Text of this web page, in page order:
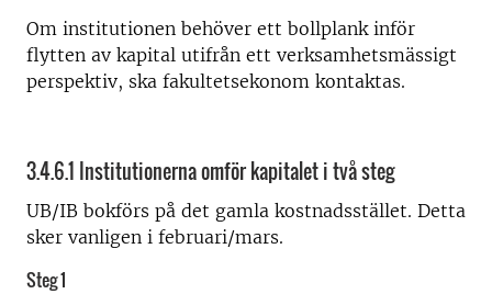
Om institutionen behöver ett bollplank inför
flytten av kapital utifrån ett verksamhetsmässigt
perspektiv, ska fakultetsekonom kontaktas.
3.4.6.1 Institutionerna omför kapitalet i två steg
UB/IB bokförs på det gamla kostnadsstället. Detta
sker vanligen i februari/mars.
Steg 1